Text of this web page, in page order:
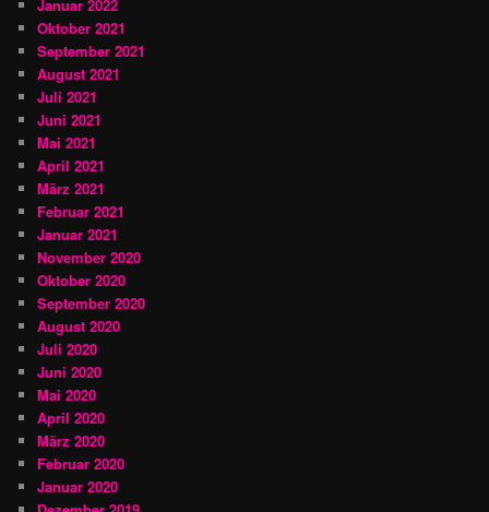
Januar 2022
Oktober 2021
September 2021
August 2021
Juli 2021
Juni 2021
Mai 2021
April 2021
März 2021
Februar 2021
Januar 2021
November 2020
Oktober 2020
September 2020
August 2020
Juli 2020
Juni 2020
Mai 2020
April 2020
März 2020
Februar 2020
Januar 2020